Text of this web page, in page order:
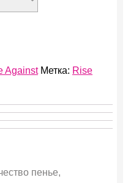
Against Метка: Rise
пенье,